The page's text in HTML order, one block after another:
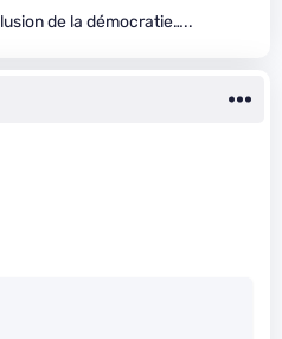
de la démocratie…..